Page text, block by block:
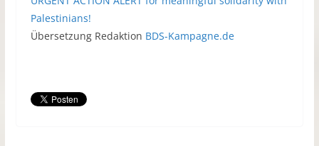
Palestinians!
Übersetzung Redaktion BDS-Kampagne.de